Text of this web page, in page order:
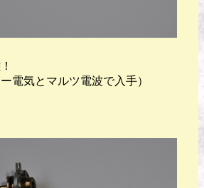
電気とマルツ電波で入手）